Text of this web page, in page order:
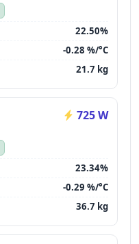
22.50%
-0.28 %/°C
21.7 kg
725 W
23.34%
-0.29 %/°C
36.7 kg